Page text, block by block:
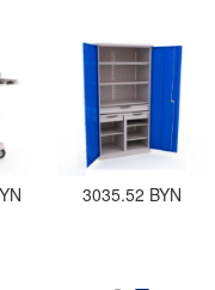
3035.52BYN